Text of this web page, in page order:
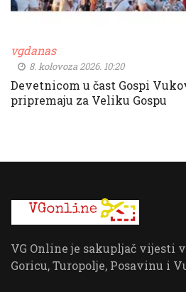
vgdanas
8. kolovoza 2026. 10:20
Devetnicom u čast Gospi
pripremaju za Veliku Gospu
VG Online je sakupljač vijesti
Goricu, Turopolje, Posavinu i